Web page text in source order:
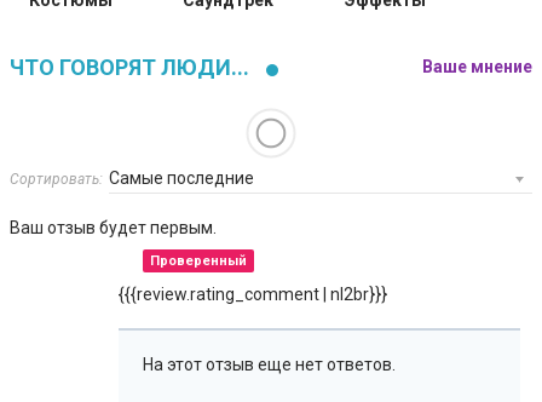
ЧТО ГОВОРЯТ ЛЮДИ... Ваше мнение
Сортировать:
Ваш отзыв будет первым.
Проверенный
{{{review.rating_comment | nl2br}}}
На этот отзыв еще нет ответов.